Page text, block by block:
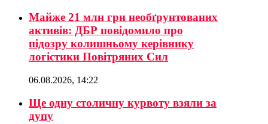
Майже 21 млн грн необґрунтованих
активів: ДБР повідомило про
підозру колишньому керівнику
логістики Повітряних Сил
06.08.2026, 14:22
Ще одну столичну курвоту взяли за
дупу